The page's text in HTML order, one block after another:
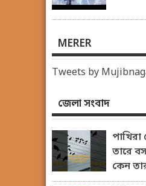
MERER
Tweets by
জেলা সংবাদ
তারে
কেন